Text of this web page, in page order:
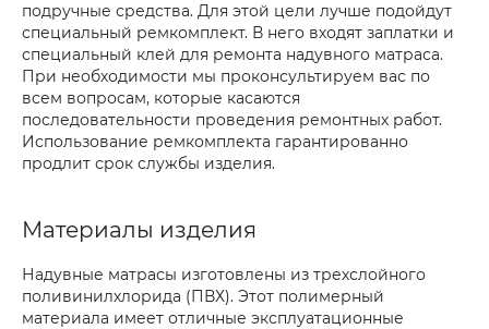
подручные средства. Для этой цели лучше подойдут
специальный ремкомплект. В него входят заплатки и
специальный клей для ремонта надувного матраса.
При необходимости мы проконсультируем вас по
всем вопросам, которые касаются
последовательности проведения ремонтных работ.
Использование ремкомплекта гарантированно
продлит срок службы изделия.
Материалы изделия
Надувные матрасы изготовлены из трехслойного
поливинилхлорида (ПВХ). Этот полимерный
материала имеет отличные эксплуатационные